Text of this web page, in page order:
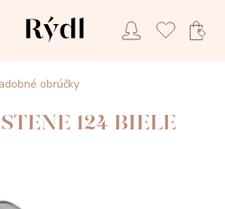
obrúčky
124 BIELE